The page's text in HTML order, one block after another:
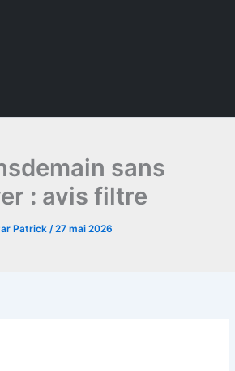
sans
: avis filtre
Patrick /27 mai 2026